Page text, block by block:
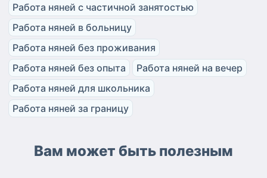
Работа няней с частичной занятостью
Работа няней в больницу
Работа няней без проживания
Работа няней без опыта
Работа няней на вечер
Работа няней для школьника
Работа няней за границу
Вам может быть полезным